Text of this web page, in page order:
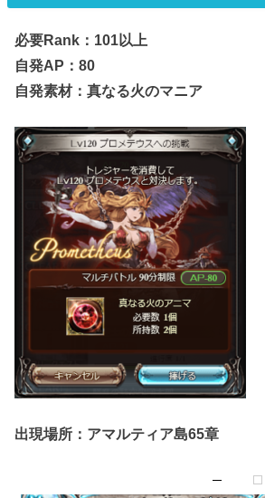
必要Rank：101以上
自発AP：80
自発素材：真なる火のマニア
出現場所：アマルティア島65章